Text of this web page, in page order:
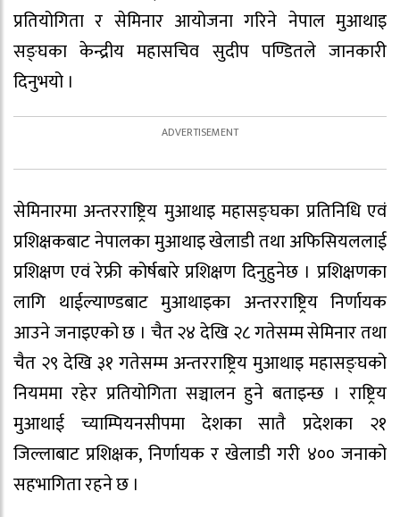
प्रतियोगिता र सेमिनार आयोजना गरिने नेपाल मुआथाइ
सङ्घका केन्द्रीय महासचिव सुदीप पण्डितले जानकारी
दिनुभयो ।
सेमिनारमा अन्तरराष्ट्रिय मुआथाइ महासङ्घका प्रतिनिधि एवं
प्रशिक्षकबाट नेपालका मुआथाइ खेलाडी तथा अफिसियललाई
प्रशिक्षण एवं रेफ्री कोर्षबारे प्रशिक्षण दिनुहुनेछ । प्रशिक्षणका
लागि थाईल्याण्डबाट मुआथाइका अन्तरराष्ट्रिय निर्णायक
आउने जनाइएको छ । चैत २४ देखि २८ गतेसम्म सेमिनार तथा
चैत २९ देखि ३१ गतेसम्म अन्तरराष्ट्रिय मुआथाइ महासङ्घको
नियममा रहेर प्रतियोगिता सञ्चालन हुने बताइन्छ । राष्ट्रिय
मुआथाई च्याम्पियनसीपमा देशका सातै प्रदेशका २१
जिल्लाबाट प्रशिक्षक, निर्णायक र खेलाडी गरी ४०० जनाको
सहभागिता रहने छ ।